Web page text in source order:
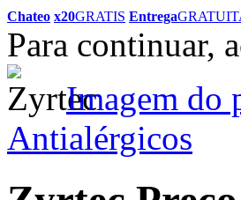
Chateo x20GRATIS Entrega
Para continuar,
Imagem do
Antialérgicos